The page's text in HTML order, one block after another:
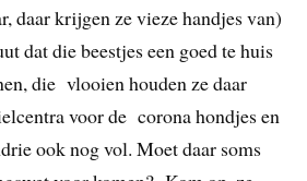
daar krijgen ze vieze handjes van)
dat die beestjes een goed te huis
die vlooien houden ze daar
voor de corona hondjes en
ook nog vol. Moet daar soms